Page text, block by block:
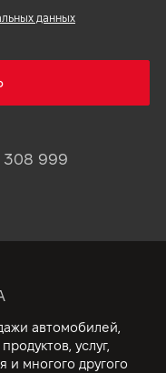
данных
308 999
автомобилей,
услуг,
и многого другого